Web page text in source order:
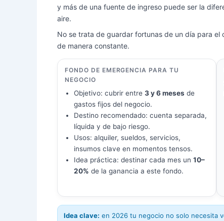
y más de una fuente de ingreso puede ser la
aire.
No se trata de guardar fortunas de un día para el
de manera constante.
FONDO DE EMERGENCIA PARA TU
NEGOCIO
Objetivo: cubrir entre 3 y 6 meses de
gastos fijos del negocio.
Destino recomendado: cuenta separada,
líquida y de bajo riesgo.
Usos: alquiler, sueldos, servicios,
insumos clave en momentos tensos.
Idea práctica: destinar cada mes un 10–
20% de la ganancia a este fondo.
Idea clave: en 2026 tu negocio no solo necesita